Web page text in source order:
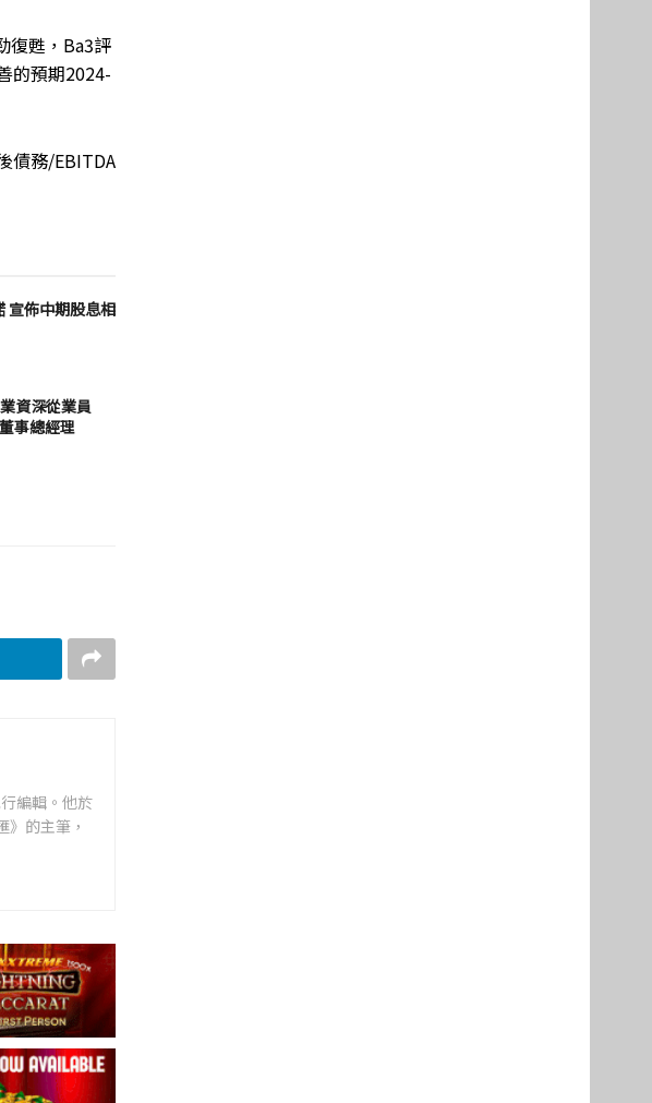
復甦，Ba3評
的預期2024-
債務/EBITDA
宣佈中期股息相
資深從業員
事總經理
編輯。他於
的主筆，